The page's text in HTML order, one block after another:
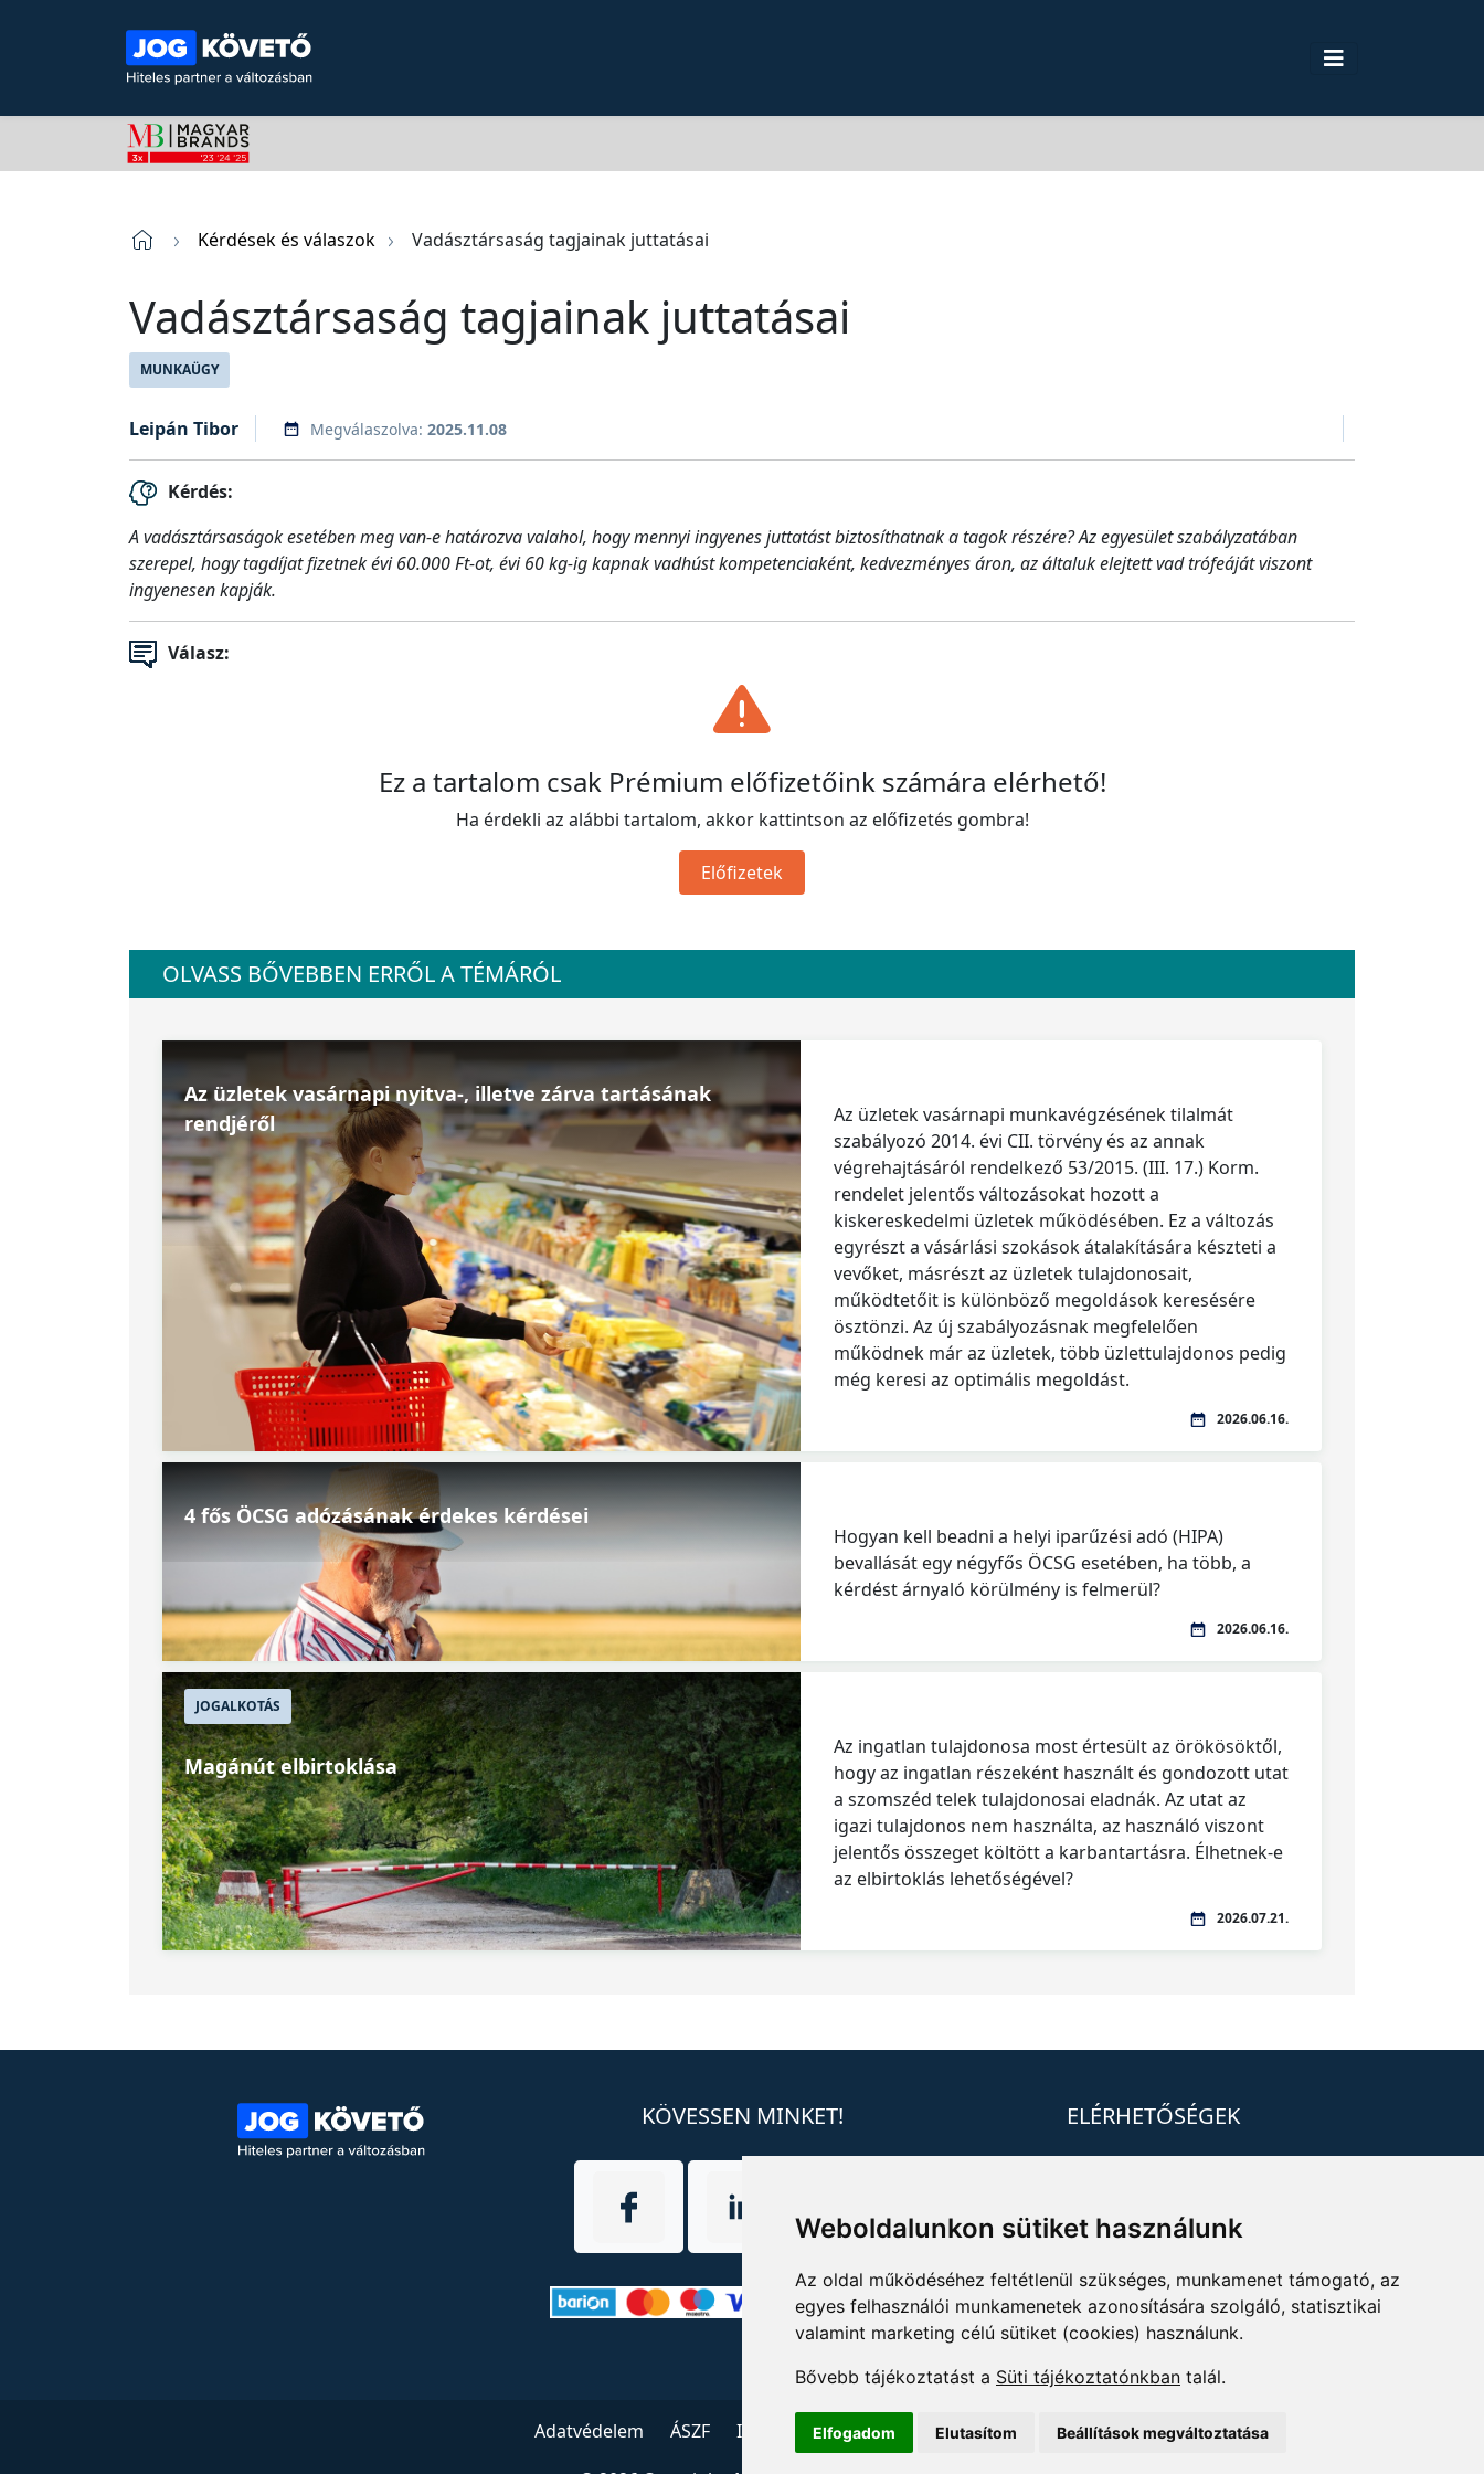
Weboldalunkon sütiket használunk
Az oldal működéséhez feltétlenül szükséges, munkamenet támogató, az
egyes felhasználói munkamenetek azonosítására szolgáló, statisztikai
valamint marketing célú sütiket (cookies) használunk.
Bővebb tájékoztatást a Süti tájékoztatónkban talál.
Elfogadom Elutasítom Beállítások megváltoztatása
Kérdések és válaszok Vadásztársaság tagjainak juttatásai
Vadásztársaság tagjainak juttatásai
MUNKAÜGY
Leipán Tibor Megválaszolva: 2025.11.08
Kérdés:
A vadásztársaságok esetében meg van-e határozva valahol, hogy mennyi ingyenes juttatást biztosíthatnak a tagok részére? Az egyesület szabályzatában
szerepel, hogy tagdíjat fizetnek évi 60.000 Ft-ot, évi 60 kg-ig kapnak vadhúst kompetenciaként, kedvezményes áron, az általuk elejtett vad trófeáját viszont
ingyenesen kapják.
Válasz:
Ez a tartalom csak Prémium előfizetőink számára elérhető!
Ha érdekli az alábbi tartalom, akkor kattintson az előfizetés gombra!
Előfizetek
OLVASS BŐVEBBEN ERRŐL A TÉMÁRÓL
Az üzletek vasárnapi nyitva-, illetve zárva tartásának
rendjéről
Az üzletek vasárnapi munkavégzésének tilalmát
szabályozó 2014. évi CII. törvény és az annak
végrehajtásáról rendelkező 53/2015. (III. 17.) Korm.
rendelet jelentős változásokat hozott a
kiskereskedelmi üzletek működésében. Ez a változás
egyrészt a vásárlási szokások átalakítására készteti a
vevőket, másrészt az üzletek tulajdonosait,
működtetőit is különböző megoldások keresésére
ösztönzi. Az új szabályozásnak megfelelően
működnek már az üzletek, több üzlettulajdonos pedig
még keresi az optimális megoldást.
2026.06.16.
4 fős ÖCSG adózásának érdekes kérdései
Hogyan kell beadni a helyi iparűzési adó (HIPA)
bevallását egy négyfős ÖCSG esetében, ha több, a
kérdést árnyaló körülmény is felmerül?
2026.06.16.
JOGALKOTÁS
Magánút elbirtoklása
Az ingatlan tulajdonosa most értesült az örökösöktől,
hogy az ingatlan részeként használt és gondozott utat
a szomszéd telek tulajdonosai eladnák. Az utat az
igazi tulajdonos nem használta, az használó viszont
jelentős összeget költött a karbantartásra. Élhetnek-e
az elbirtoklás lehetőségével?
2026.07.21.
KÖVESSEN MINKET! ELÉRHETŐSÉGEK
info@mprx.hu
Adatvédelem ÁSZF Impresszum
Kapcsolat